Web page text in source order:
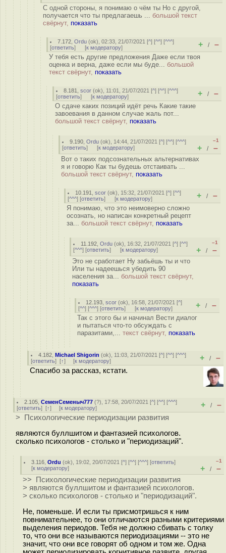
С одной стороны, я понимаю о чём ты Но с другой,
получается что ты предлагаешь ... большой текст
свёрнут, показать
7.172 ,Ordu (ok), 02:33, 21/07/2021 [^] [^^] [^^^]
[ответить] [к модератору] + / –
У тебя есть другие предложения Даже если твоя
оценка и верна, даже если мы буде... большой
текст свёрнут, показать
8.181 ,scor (ok), 11:01, 21/07/2021 [^] [^^] [^^^]
[ответить] [к модератору] + / –
О сдаче каких позиций идёт речь Какие такие
завоевания в данном случае жаль пот...
большой текст свёрнут, показать
9.190 ,Ordu (ok), 14:44, 21/07/2021 [^] [^^] [^^^]
[ответить] [к модератору]
–1
+ / –
Вот о таких подсознательных альтернативах
я и говорю Как ты будешь отстаивать ...
большой текст свёрнут, показать
10.191 ,scor (ok), 15:32, 21/07/2021 [^] [^^]
[^^^] [ответить] [к модератору] + / –
Я понимаю, что это неимоверно сложно
осознать, но написан конкретный рецепт
за... большой текст свёрнут, показать
11.192 ,Ordu (ok), 16:32, 21/07/2021 [^] [^^]
[^^^] [ответить] [к модератору]
–1
+ / –
Это не сработает Ну забьёшь ты и что
Или ты надеешься убедить 90
населения за... большой текст свёрнут,
показать
12.193 ,scor (ok), 16:58, 21/07/2021 [^]
[^^] [^^^] [ответить] [к модератору] + / –
Так с этого бы и начинал Вести диалог
и пытаться что-то обсуждать с
паразитами,... текст свёрнут, показать
4.182 ,Michael Shigorin (ok), 11:03, 21/07/2021 [^] [^^] [^^^]
[ответить] [↑] [к модератору] + / –
Спасибо за рассказ, кстати.
2.105 ,СеменСеменыч777 (?), 17:58, 20/07/2021 [^] [^^] [^^^]
[ответить] [↑] [к модератору] + / –
> Психологические периодизации развития
являются буллшитом и фантазией психологов.
сколько психологов - столько и "периодизаций".
3.116 ,Ordu (ok), 19:02, 20/07/2021 [^] [^^] [^^^] [ответить]
[к модератору]
–1
+ / –
>> Психологические периодизации развития
> являются буллшитом и фантазией психологов.
> сколько психологов - столько и "периодизаций".
Не, поменьше. И если ты присмотришься к ним
повнимательнее, то они отличаются разными критериями
выделения периодов. Тебя не должно сбивать с толку
то, что они все называются периодизациями -- это не
значит, что они все говорят об одном и том же. Одна